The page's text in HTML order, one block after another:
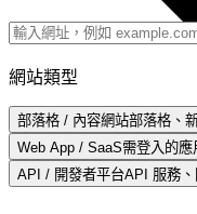
開發者工具趨勢與週報開
旅行與生活
網站類型
部落格 / 內容網站部落格、
Web App / SaaS需登入的應
API / 開發者平台API 服務